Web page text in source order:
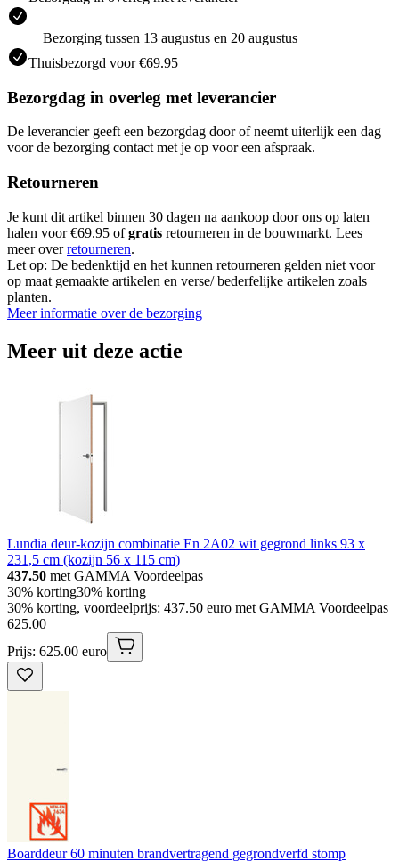
Bezorging tussen 13 augustus en 20 augustus
Thuisbezorgd voor €69.95
Bezorgdag in overleg met leverancier
De leverancier geeft een bezorgdag door of neemt uiterlijk een dag
voor de bezorging contact met je op voor een afspraak.
Retourneren
Je kunt dit artikel binnen 30 dagen na aankoop door ons op laten
halen voor €69.95 ofgratis retourneren in de bouwmarkt. Lees
meer overretourneren.
Let op: De bedenktijd en het kunnen retourneren gelden niet voor
op maat gemaakte artikelen en verse/ bederfelijke artikelen zoals
planten.
Meer informatie over de bezorging
Meer uit deze actie
Lundia deur-kozijn combinatie En 2A02 wit gegrond links 93 x
231,5 cm (kozijn 56 x 115 cm)
437.50 met GAMMA Voordeelpas
30% korting30% korting
30% korting, voordeelprijs: 437.50 euro met GAMMA Voordeelpas
625.00
Prijs: 625.00 euro
Boarddeur 60 minuten brandvertragend gegrondverfd stomp